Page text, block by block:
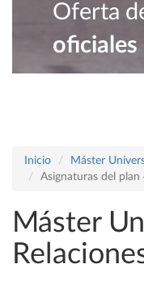
Oferta
oficiales
Inicio
Máster
Asignaturas del
Máster